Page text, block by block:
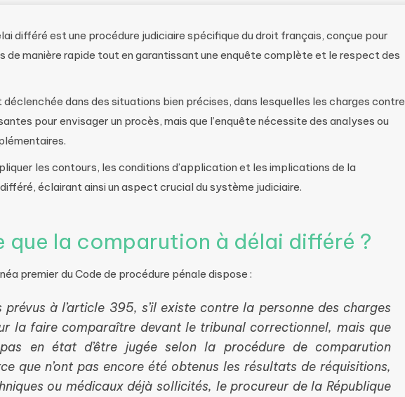
différé est une procédure judiciaire spécifique du droit français, conçue pour
de manière rapide tout en garantissant une enquête complète et le respect des
dans des situations bien précises, dans lesquelles les charges contre
pour envisager un procès, mais que l’enquête nécessite des analyses ou
les contours, les conditions d’application et les implications de la
éclairant ainsi un aspect crucial du système judiciaire.
que la comparution à délai différé ?
premier du Code de procédure pénale dispose :
prévus à l’article 395, s’il existe contre la personne des charges
la faire comparaître devant le tribunal correctionnel, mais que
pas en état d’être jugée selon la procédure de comparution
que n’ont pas encore été obtenus les résultats de réquisitions,
ou médicaux déjà sollicités, le procureur de la République